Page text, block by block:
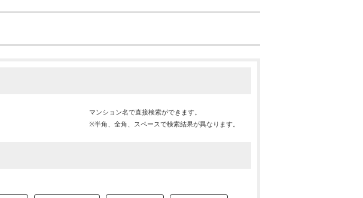
マンション名で直接検索ができます。
※半角、全角、スペースで検索結果が異なります。